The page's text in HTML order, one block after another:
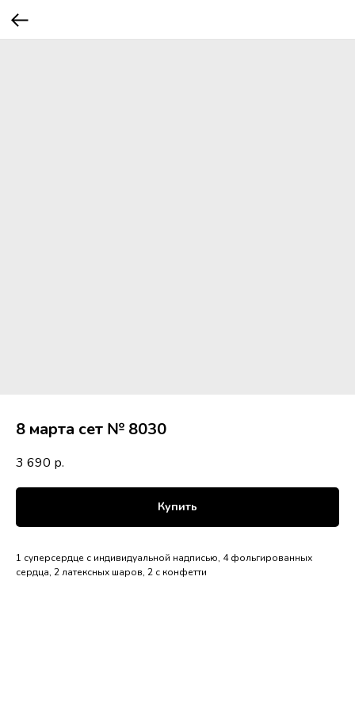
8 марта сет № 8030
3 690 р.
Купить
1 суперсердце с индивидуальной надписью, 4 фольгированных
сердца, 2 латексных шаров, 2 с конфетти